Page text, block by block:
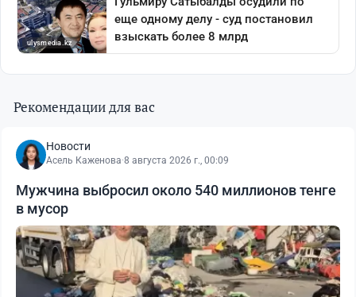
Рекомендации для вас
Новости
Асель Каженова·8 августа 2026 г., 00:09
Мужчина выбросил около 540 миллионов тенге
в мусор